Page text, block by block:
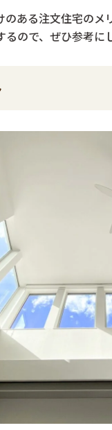
ある注文住宅の
ので、ぜひ参考に